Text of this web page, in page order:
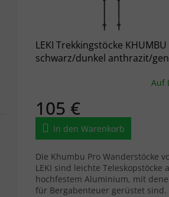
LEKI Trekkingstöcke KHUMBU
schwarz/dunkel anthrazit/
Auf
105 €
In den Warenkorb
Die Khumbu Pro Wanderstöcke
LEKI sind leichte Teleskopstöcke
hochfestem Aluminium, mit
für Bergabenteuer gerüstet sind.